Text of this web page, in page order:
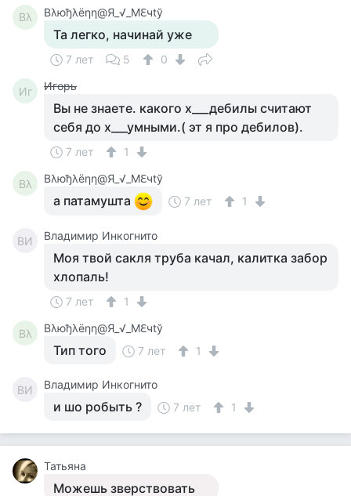
Βλ Βλюђλёηη@Я_√_Мℇчtў
Та легко, начинай уже
7 лет 5 0
Иг Игорь
Вы не знаете. какого х___дебилы считают
себя до х___умными.( эт я про дебилов).
7 лет 1
Βλ Βλюђλёηη@Я_√_Мℇчtў
а патамушта 7 лет 1
ВИ Владимир Инкогнито
Моя твой сакля труба качал, калитка забор
хлопаль!
7 лет 1
Βλ Βλюђλёηη@Я_√_Мℇчtў
Тип того 7 лет 1
ВИ Владимир Инкогнито
и шо робыть ? 7 лет 1
Татьяна
Можешь зверствовать